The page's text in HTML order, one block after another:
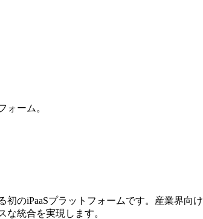
ォーム。
のiPaaSプラットフォームです。産業界
な統合を実現します。